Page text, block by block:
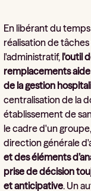
En libérant du
réalisation de
l'administratif, l'outil
remplacements
de la gestion
centralisation de la
établissement de
le cadre d'un
direction générale
et des éléments
prise de décision
et anticipative. Un